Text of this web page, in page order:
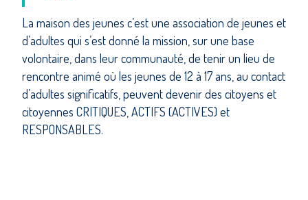
La maison des jeunes c’est une association de jeunes et
d’adultes qui s’est donné la mission, sur une base
volontaire, dans leur communauté, de tenir un lieu de
rencontre animé où les jeunes de 12 à 17 ans, au contact
d’adultes significatifs, peuvent devenir des citoyens et
citoyennes CRITIQUES, ACTIFS (ACTIVES) et
RESPONSABLES.